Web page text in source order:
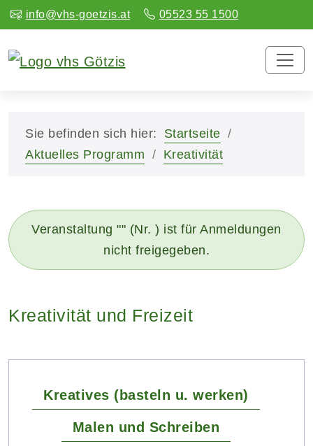
info@vhs-goetzis.at 05523 55 1500
Sie befinden sich hier:
Startseite
Aktuelles Programm
Kreativität
Veranstaltung "" (Nr. ) ist für Anmeldungen
nicht freigegeben.
Kreativität und Freizeit
Kreatives (basteln u. werken)
Malen und Schreiben